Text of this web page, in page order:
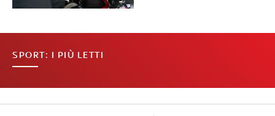
SPORT: I PIÙ LETTI